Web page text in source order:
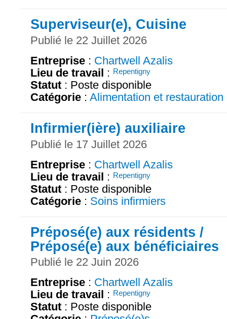
Superviseur(e), Cuisine
Publié le 22 Juillet 2026
Entreprise : Chartwell Azalis
Lieu de travail : Repentigny
Statut : Poste disponible
Catégorie : Alimentation et restauration
Infirmier(ière) auxiliaire
Publié le 17 Juillet 2026
Entreprise : Chartwell Azalis
Lieu de travail : Repentigny
Statut : Poste disponible
Catégorie : Soins infirmiers
Préposé(e) aux résidents /
Préposé(e) aux bénéficiaires
Publié le 22 Juin 2026
Entreprise : Chartwell Azalis
Lieu de travail : Repentigny
Statut : Poste disponible